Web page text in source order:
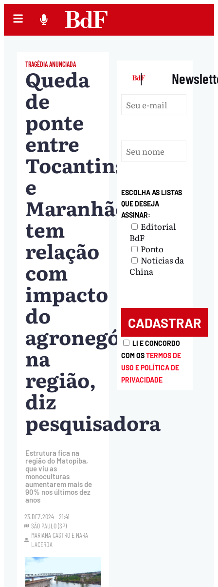
TRAGÉDIA ANUNCIADA
Queda
de
ponte
entre
Tocantins
e
Maranhão
tem
relação
com
impacto
do
agronegócio
na
região,
diz
pesquisadora
Estrutura fica na
região do Matopiba,
que viu as
monoculturas
aumentarem mais de
90% nos últimos dez
anos
23.DEZ.2024 - 21:41
SÃO PAULO (SP)
MARIANA CASTRO E NARA
LACERDA
|
ESCOLHA AS LISTAS
QUE DESEJA
ASSINAR:
Editorial
BdF
Ponto
Notícias da
China
LI E CONCORDO
COM OSTERMOS DE
USO E POLÍTICA DE
PRIVACIDADE